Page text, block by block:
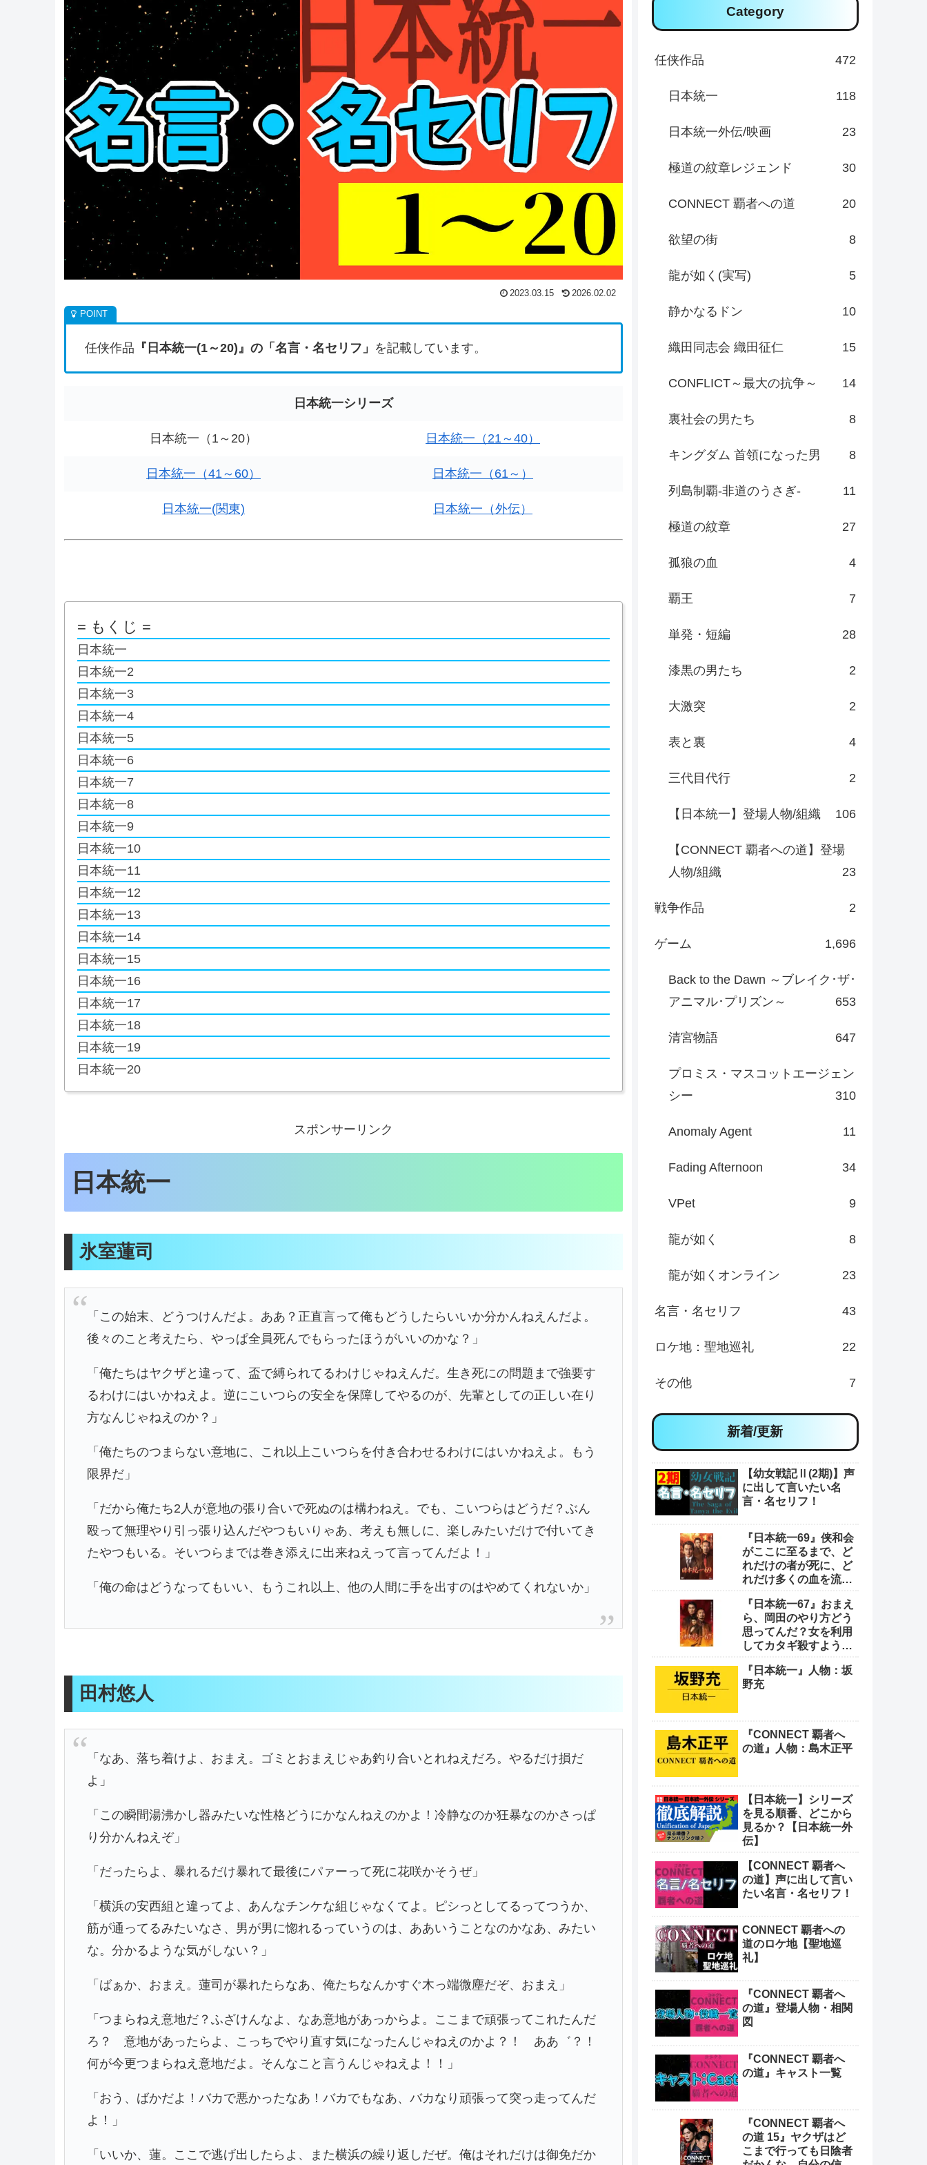
2023.03.15 2026.02.02
任侠作品 『日本統一(1～20)』の「名言・名セリフ」 を記載しています。
日本統一シリーズ
日本統一（1～20） 日本統一（21～40）
日本統一（41～60） 日本統一（61～）
日本統一(関東) 日本統一（外伝）
= もくじ =
日本統一
日本統一2
日本統一3
日本統一4
日本統一5
日本統一6
日本統一7
日本統一8
日本統一9
日本統一10
日本統一11
日本統一12
日本統一13
日本統一14
日本統一15
日本統一16
日本統一17
日本統一18
日本統一19
日本統一20
スポンサーリンク
日本統一
氷室蓮司
「この始末、どうつけんだよ。ああ？正直言って俺もどうしたらいいか分かんねえんだよ。
後々のこと考えたら、やっぱ全員死んでもらったほうがいいのかな？」
「俺たちはヤクザと違って、盃で縛られてるわけじゃねえんだ。生き死にの問題まで強要す
るわけにはいかねえよ。逆にこいつらの安全を保障してやるのが、先輩としての正しい在り
方なんじゃねえのか？」
「俺たちのつまらない意地に、これ以上こいつらを付き合わせるわけにはいかねえよ。もう
限界だ」
「だから俺たち2人が意地の張り合いで死ぬのは構わねえ。でも、こいつらはどうだ？ぶん
殴って無理やり引っ張り込んだやつもいりゃあ、考えも無しに、楽しみたいだけで付いてき
たやつもいる。そいつらまでは巻き添えに出来ねえって言ってんだよ！」
「俺の命はどうなってもいい、もうこれ以上、他の人間に手を出すのはやめてくれないか」
田村悠人
「なあ、落ち着けよ、おまえ。ゴミとおまえじゃあ釣り合いとれねえだろ。やるだけ損だ
よ」
「この瞬間湯沸かし器みたいな性格どうにかなんねえのかよ！冷静なのか狂暴なのかさっぱ
り分かんねえぞ」
「だったらよ、暴れるだけ暴れて最後にパァーって死に花咲かそうぜ」
「横浜の安西組と違ってよ、あんなチンケな組じゃなくてよ。ピシっとしてるってつうか、
筋が通ってるみたいなさ、男が男に惚れるっていうのは、ああいうことなのかなあ、みたい
な。分かるような気がしない？」
「ばぁか、おまえ。蓮司が暴れたらなあ、俺たちなんかすぐ木っ端微塵だぞ、おまえ」
「つまらねえ意地だ？ふざけんなよ、なあ意地があっからよ。ここまで頑張ってこれたんだ
ろ？ 意地があったらよ、こっちでやり直す気になったんじゃねえのかよ？！ ああ゛？！
何が今更つまらねえ意地だよ。そんなこと言うんじゃねえよ！！」
「おう、ばかだよ！バカで悪かったなあ！バカでもなあ、バカなり頑張って突っ走ってんだ
よ！」
「いいか、蓮。ここで逃げ出したらよ、また横浜の繰り返しだぜ。俺はそれだけは御免だか
Category
任侠作品 472
日本統一 118
日本統一外伝/映画 23
極道の紋章レジェンド 30
CONNECT 覇者への道 20
欲望の街 8
龍が如く(実写) 5
静かなるドン 10
織田同志会 織田征仁 15
CONFLICT～最大の抗争～ 14
裏社会の男たち 8
キングダム 首領になった男 8
列島制覇-非道のうさぎ- 11
極道の紋章 27
孤狼の血 4
覇王 7
単発・短編 28
漆黒の男たち 2
大激突 2
表と裏 4
三代目代行 2
【日本統一】登場人物/組織 106
【CONNECT 覇者への道】登場
人物/組織
23
戦争作品 2
ゲーム 1,696
Back to the Dawn ～ブレイク･ザ･
アニマル･プリズン～
653
清宮物語 647
プロミス・マスコットエージェン
シー
310
Anomaly Agent 11
Fading Afternoon 34
VPet 9
龍が如く 8
龍が如くオンライン 23
名言・名セリフ 43
ロケ地：聖地巡礼 22
その他 7
新着/更新
【幼女戦記Ⅱ(2期)】声
に出して言いたい名
言・名セリフ！
『日本統一69』侠和会
がここに至るまで、ど
れだけの者が死に、ど
れだけ多くの血を流し
や！
『日本統一67』おまえ
ら、岡田のやり方どう
思ってんだ？女を利用
してカタギ殺すような
『日本統一』人物：坂
野充
『CONNECT 覇者へ
の道』人物：島木正平
【日本統一】シリーズ
を見る順番、どこから
見るか？【日本統一外
伝】
【CONNECT 覇者へ
の道】声に出して言い
たい名言・名セリフ！
CONNECT 覇者への
道のロケ地【聖地巡
礼】
『CONNECT 覇者へ
の道』登場人物・相関
図
『CONNECT 覇者へ
の道』キャスト一覧
『CONNECT 覇者へ
の道 15』ヤクザはど
こまで行っても日陰者